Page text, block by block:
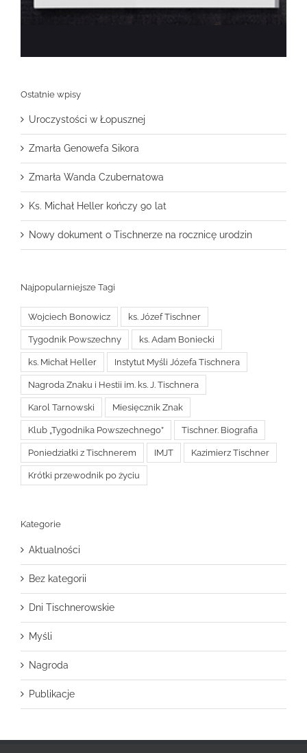
Ostatnie wpisy
Uroczystości w Łopusznej
Zmarła Genowefa Sikora
Zmarła Wanda Czubernatowa
Ks. Michał Heller kończy 90 lat
Nowy dokument o Tischnerze na rocznicę urodzin
Najpopularniejsze Tagi
Wojciech Bonowicz ks. Józef Tischner
Tygodnik Powszechny ks. Adam Boniecki
ks. Michał Heller Instytut Myśli Józefa Tischnera
Nagroda Znaku i Hestii im. ks. J. Tischnera
Karol Tarnowski Miesięcznik Znak
Klub „Tygodnika Powszechnego” Tischner. Biografia
Poniedziałki z Tischnerem IMJT Kazimierz Tischner
Krótki przewodnik po życiu
Kategorie
Aktualności
Bez kategorii
Dni Tischnerowskie
Myśli
Nagroda
Publikacje